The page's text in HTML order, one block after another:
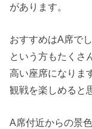
があります。
おすすめはA席で
という方もたくさ
高い座席になりま
観戦を楽しめると
A席付近からの景色